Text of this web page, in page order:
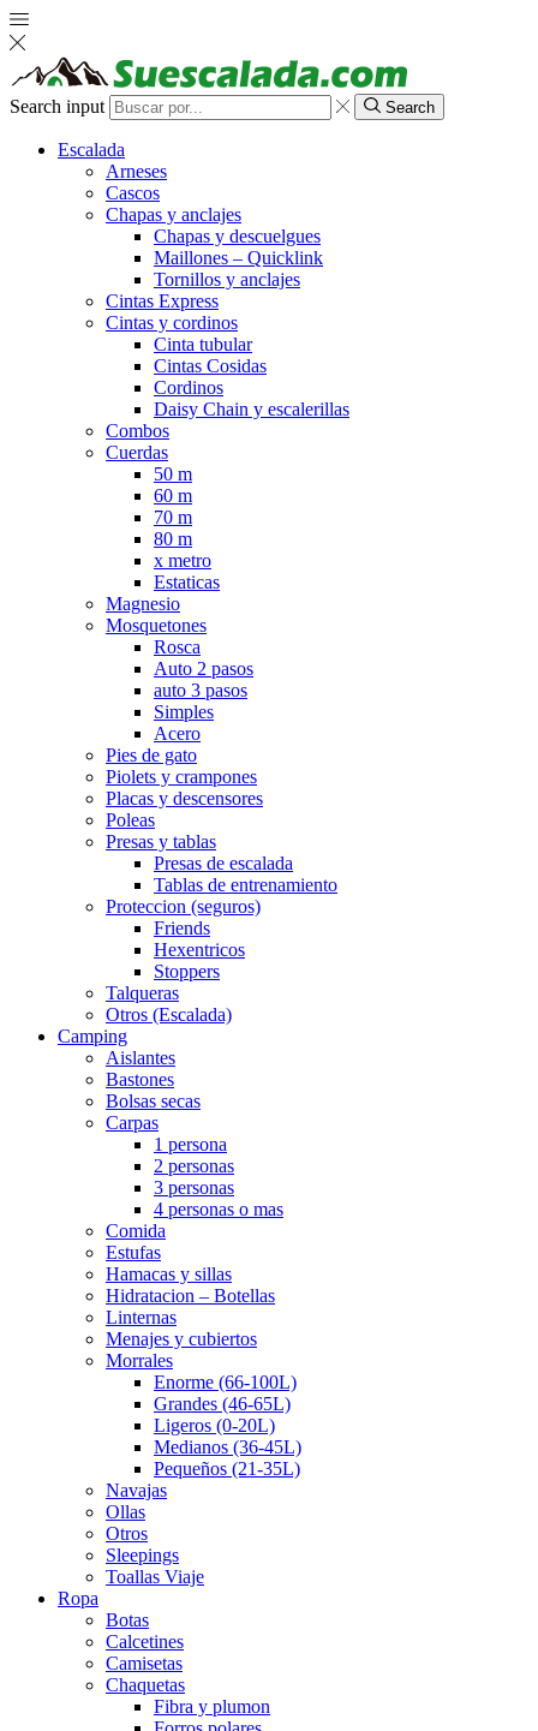
Search input Search
Escalada
Arneses
Cascos
Chapas y anclajes
Chapas y descuelgues
Maillones – Quicklink
Tornillos y anclajes
Cintas Express
Cintas y cordinos
Cinta tubular
Cintas Cosidas
Cordinos
Daisy Chain y escalerillas
Combos
Cuerdas
50 m
60 m
70 m
80 m
x metro
Estaticas
Magnesio
Mosquetones
Rosca
Auto 2 pasos
auto 3 pasos
Simples
Acero
Pies de gato
Piolets y crampones
Placas y descensores
Poleas
Presas y tablas
Presas de escalada
Tablas de entrenamiento
Proteccion (seguros)
Friends
Hexentricos
Stoppers
Talqueras
Otros (Escalada)
Camping
Aislantes
Bastones
Bolsas secas
Carpas
1 persona
2 personas
3 personas
4 personas o mas
Comida
Estufas
Hamacas y sillas
Hidratacion – Botellas
Linternas
Menajes y cubiertos
Morrales
Enorme (66-100L)
Grandes (46-65L)
Ligeros (0-20L)
Medianos (36-45L)
Pequeños (21-35L)
Navajas
Ollas
Otros
Sleepings
Toallas Viaje
Ropa
Botas
Calcetines
Camisetas
Chaquetas
Fibra y plumon